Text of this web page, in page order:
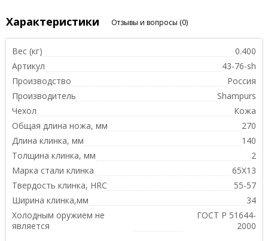
Характеристики Отзывы и вопросы (0)
Вес (кг)
0.400
Артикул
43-76-sh
Производство
Россия
Производитель
Shampurs
Чехол
Кожа
Общая длина ножа, мм
270
Длина клинка, мм
140
Толщина клинка, мм
2
Марка стали клинка
65Х13
Твердость клинка, HRC
55-57
Ширина клинка,мм
34
Холодным оружием не
является
ГОСТ Р 51644-
2000